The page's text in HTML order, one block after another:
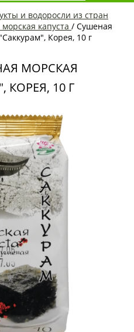
и водоросли из стран
капуста / Сушеная
Корея, 10 г
МОРСКАЯ
КОРЕЯ, 10 Г